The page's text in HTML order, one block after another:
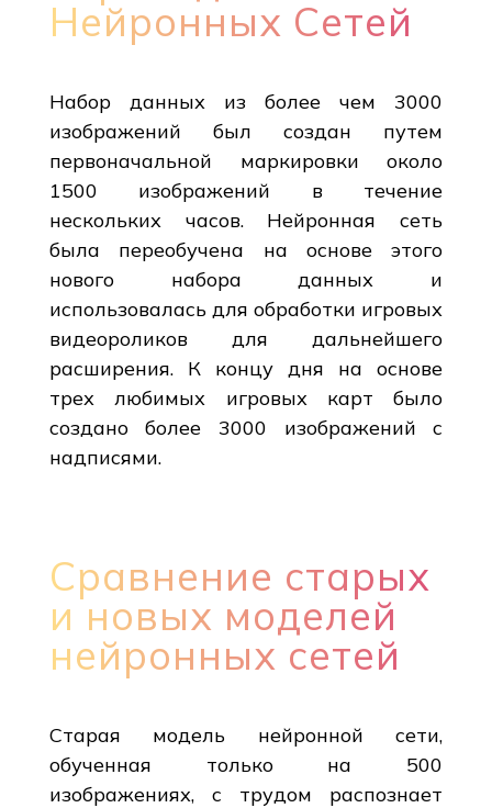
Нейронных Сетей
Набор данных из более чем 3000
изображений был создан путем
первоначальной маркировки около
1500 изображений в течение
нескольких часов. Нейронная сеть
была переобучена на основе этого
нового набора данных и
использовалась для обработки игровых
видеороликов для дальнейшего
расширения. К концу дня на основе
трех любимых игровых карт было
создано более 3000 изображений с
надписями.
Сравнение старых
и новых моделей
нейронных сетей
Старая модель нейронной сети,
обученная только на 500
изображениях, с трудом распознает